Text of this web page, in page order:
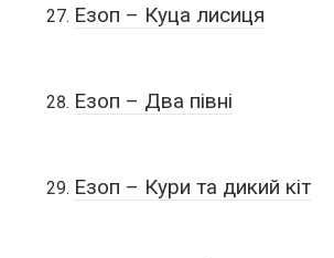
Езоп – Куца лисиця
Езоп – Два півні
Езоп – Кури та дикий кіт